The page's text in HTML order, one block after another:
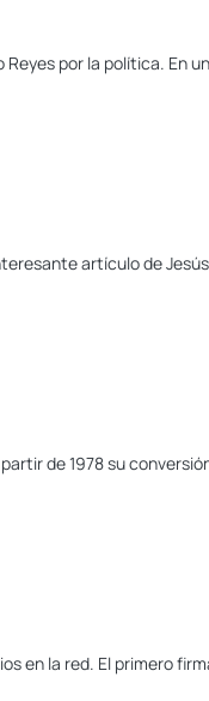
por la política. En
artículo de
de 1978 su
en la red. El primero